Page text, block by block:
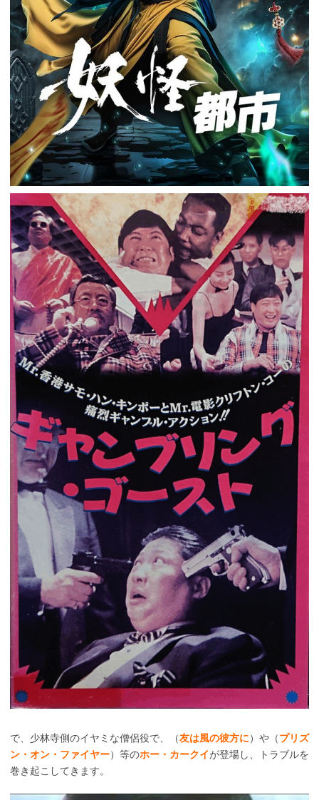
で、少林寺側のイヤミな僧侶役で、（友は風の彼方に）や（プリズ
ン・オン・ファイヤー）等のホー・カークイが登場し、トラブルを
巻き起こしてきます。